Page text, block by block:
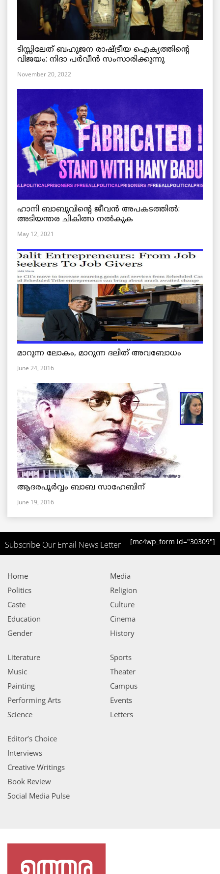
ടിസ്സിലേത് ബഹുജന രാഷ്ട്രീയ ഐക്യത്തിന്റെ
വിജയം: നിദാ പർവീൻ സംസാരിക്കുന്നു
November 20, 2022
ഹാനി ബാബുവിന്റെ ജീവൻ അപകടത്തിൽ:
അടിയന്തര ചികിത്സ നൽകുക
May 12, 2021
മാറുന്ന ലോകം, മാറുന്ന ദലിത് അവബോധം
June 24, 2016
ആദരപൂര്‍വ്വം ബാബ സാഹേബിന്
June 19, 2016
Subscribe Our Email News Letter [mc4wp_form id="30309"]
Home
Politics
Caste
Education
Gender
Media
Religion
Culture
Cinema
History
Literature
Music
Painting
Performing Arts
Science
Sports
Theater
Campus
Events
Letters
Editor’s Choice
Interviews
Creative Writings
Book Review
Social Media Pulse